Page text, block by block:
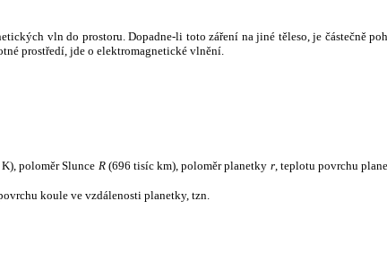
vln do prostoru. Dopadne-li toto záření na jiné těleso, je částečně
prostředí, jde o elektromagnetické vlnění.
poloměr Slunce R(696 tisíc km), poloměr planetky r, teplotu povrchu
koule ve vzdálenosti planetky, tzn.